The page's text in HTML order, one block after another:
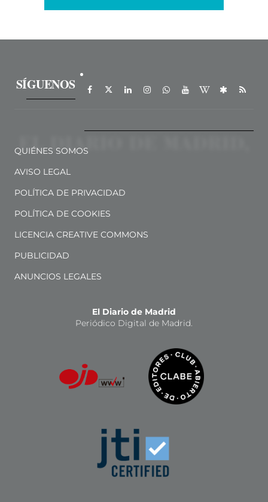
SÍGUENOS
QUIÉNES SOMOS
AVISO LEGAL
POLÍTICA DE PRIVACIDAD
POLÍTICA DE COOKIES
LICENCIA CREATIVE COMMONS
PUBLICIDAD
ANUNCIOS LEGALES
El Diario de Madrid
Periódico Digital de Madrid.